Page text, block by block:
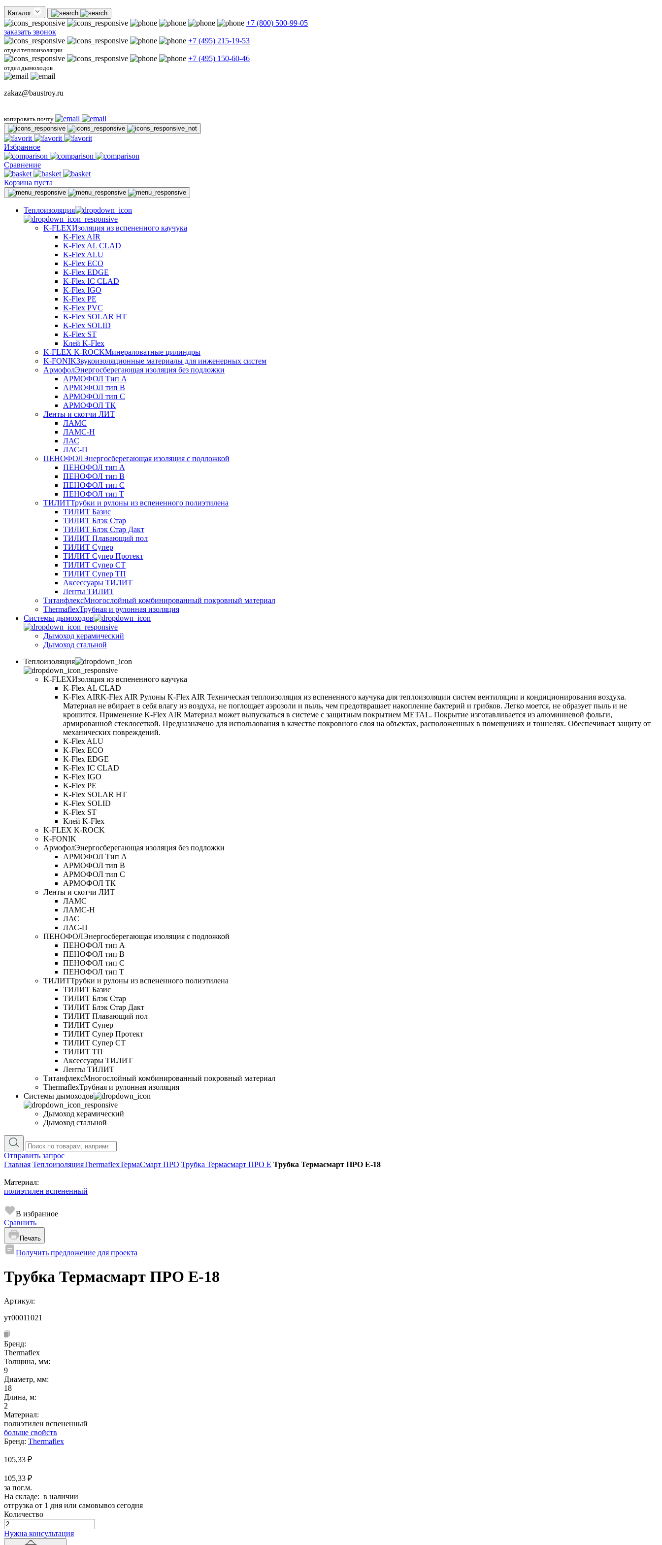
Каталог
+7 (800) 500-99-05
заказать звонок
+7 (495) 215-19-53
отдел теплоизоляции
+7 (495) 150-60-46
отдел дымоходов
zakaz@baustroy.ru
копировать почту
Избранное
Сравнение
Корзина пуста
Теплоизоляция
K-FLEXИзоляция из вспененного каучука
K-Flex AIR
K-Flex AL CLAD
K-Flex ALU
K-Flex ECO
K-Flex EDGE
K-Flex IC CLAD
K-Flex IGO
K-Flex PE
K-Flex PVC
K-Flex SOLAR HT
K-Flex SOLID
K-Flex ST
Клей K-Flex
K-FLEX K-ROCKМинераловатные цилиндры
K-FONIKЗвукоизоляционные материалы для инженерных систем
АрмофолЭнергосберегающая изоляция без подложки
АРМОФОЛ Тип А
АРМОФОЛ тип В
АРМОФОЛ тип C
АРМОФОЛ ТК
Ленты и скотчи ЛИТ
ЛАМС
ЛАМС-Н
ЛАС
ЛАС-П
ПЕНОФОЛЭнергосберегающая изоляция с подложкой
ПЕНОФОЛ тип А
ПЕНОФОЛ тип B
ПЕНОФОЛ тип C
ПЕНОФОЛ тип T
ТИЛИТТрубки и рулоны из вспененного полиэтилена
ТИЛИТ Базис
ТИЛИТ Блэк Стар
ТИЛИТ Блэк Стар Дакт
ТИЛИТ Плавающий пол
ТИЛИТ Супер
ТИЛИТ Супер Протект
ТИЛИТ Супер СТ
ТИЛИТ Супер ТП
Аксессуары ТИЛИТ
Ленты ТИЛИТ
ТитанфлексМногослойный комбинированный покровный материал
ThermaflexТрубная и рулонная изоляция
Cистемы дымоходов
Дымоход керамический
Дымоход стальной
Теплоизоляция
K-FLEXИзоляция из вспененного каучука
K-Flex AL CLAD
K-Flex AIRK-Flex AIR Рулоны K-Flex AIR Техническая теплоизоляция из вспененного каучука для теплоизоляции систем вентиляции и кондиционирования воздуха.
Материал не вбирает в себя влагу из воздуха, не поглощает аэрозоли и пыль, чем предотвращает накопление бактерий и грибков. Легко моется, не образует пыль и не
крошится. Применение K-Flex AIR Материал может выпускаться в системе c защитным покрытием METAL. Покрытие изготавливается из алюминиевой фольги,
армированной стеклосеткой. Предназначено для использования в качестве покровного слоя на объектах, расположенных в помещениях и тоннелях. Обеспечивает защиту от
механических повреждений.
K-Flex ALU
K-Flex ECO
K-Flex EDGE
K-Flex IC CLAD
K-Flex IGO
K-Flex PE
K-Flex SOLAR HT
K-Flex SOLID
K-Flex ST
Клей K-Flex
K-FLEX K-ROCK
K-FONIK
АрмофолЭнергосберегающая изоляция без подложки
АРМОФОЛ Тип А
АРМОФОЛ тип В
АРМОФОЛ тип C
АРМОФОЛ ТК
Ленты и скотчи ЛИТ
ЛАМС
ЛАМС-Н
ЛАС
ЛАС-П
ПЕНОФОЛЭнергосберегающая изоляция с подложкой
ПЕНОФОЛ тип А
ПЕНОФОЛ тип B
ПЕНОФОЛ тип C
ПЕНОФОЛ тип T
ТИЛИТТрубки и рулоны из вспененного полиэтилена
ТИЛИТ Базис
ТИЛИТ Блэк Стар
ТИЛИТ Блэк Стар Дакт
ТИЛИТ Плавающий пол
ТИЛИТ Супер
ТИЛИТ Супер Протект
ТИЛИТ Супер СТ
ТИЛИТ ТП
Аксессуары ТИЛИТ
Ленты ТИЛИТ
ТитанфлексМногослойный комбинированный покровный материал
ThermaflexТрубная и рулонная изоляция
Cистемы дымоходов
Дымоход керамический
Дымоход стальной
Отправить запрос
Главная ТеплоизоляцияThermaflexТермаСмарт ПРО Трубка Термасмарт ПРО E Трубка Термасмарт ПРО E-18
Материал:
полиэтилен вспененный
В избранное
Сравнить
Печать
Получить предложение для проекта
Трубка Термасмарт ПРО E-18
Артикул:
ут00011021
Бренд:
Thermaflex
Толщина, мм:
9
Диаметр, мм:
18
Длина, м:
2
Материал:
полиэтилен вспененный
больше свойств
Бренд: Thermaflex
105,33 ₽
105,33 ₽
за пог.м.
На складе: в наличии
отгрузка от 1 дня или самовывоз сегодня
Количество
Количество
товара
Трубка
Нужна консультация